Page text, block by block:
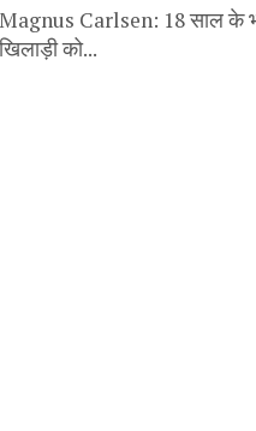
Carlsen: 18 साल के
को...